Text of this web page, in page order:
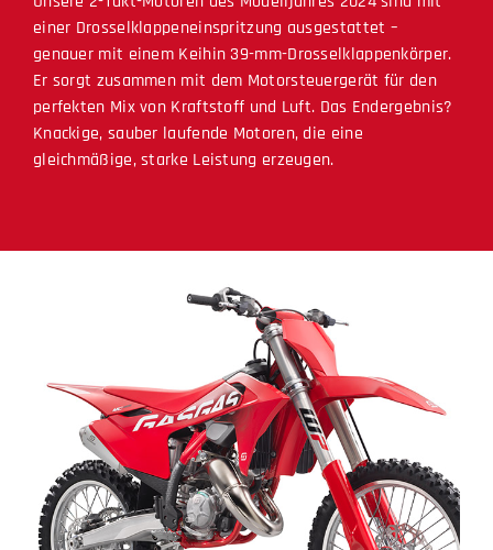
einer Drosselklappeneinspritzung ausgestattet –
genauer mit einem Keihin 39-mm-Drosselklappenkörper.
Er sorgt zusammen mit dem Motorsteuergerät für den
perfekten Mix von Kraftstoff und Luft. Das Endergebnis?
Knackige, sauber laufende Motoren, die eine
gleichmäßige, starke Leistung erzeugen.